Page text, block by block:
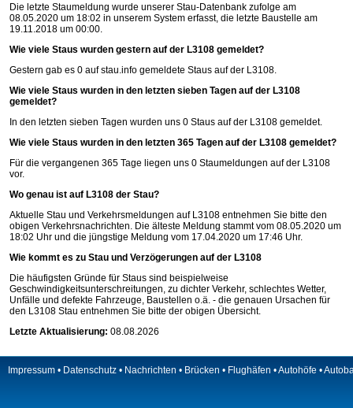
Die letzte Staumeldung wurde unserer Stau-Datenbank zufolge am
08.05.2020 um 18:02 in unserem System erfasst, die letzte Baustelle am
19.11.2018 um 00:00.
Wie viele Staus wurden gestern auf der L3108 gemeldet?
Gestern gab es 0 aufstau.info gemeldete Staus auf der L3108.
Wie viele Staus wurden in den letzten sieben Tagen auf der L3108
gemeldet?
In den letzten sieben Tagen wurden uns 0 Staus auf der L3108 gemeldet.
Wie viele Staus wurden in den letzten 365 Tagen auf der L3108 gemeldet?
Für die vergangenen 365 Tage liegen uns 0 Staumeldungen auf der L3108
vor.
Wo genau ist auf L3108 der Stau?
Aktuelle Stau und Verkehrsmeldungen auf L3108 entnehmen Sie bitte den
obigen Verkehrsnachrichten. Die älteste Meldung stammt vom 08.05.2020 um
18:02 Uhr und die jüngstige Meldung vom 17.04.2020 um 17:46 Uhr.
Wie kommt es zu Stau und Verzögerungen auf der L3108
Die häufigsten Gründe für Staus sind beispielweise
Geschwindigkeitsunterschreitungen, zu dichter Verkehr, schlechtes Wetter,
Unfälle und defekte Fahrzeuge, Baustellen o.ä. - die genauen Ursachen für
den L3108 Stau entnehmen Sie bitte der obigen Übersicht.
Letzte Aktualisierung: 08.08.2026
Impressum • Datenschutz • Nachrichten • Brücken • Flughäfen •Autohöfe •